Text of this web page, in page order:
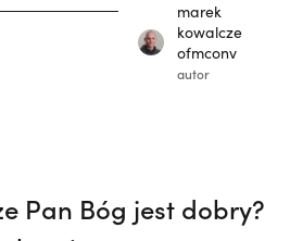
na pogrzeb braci.
na misje, dopóki matka
marek
kowalcze
ofmconv
autor
Pan Bóg jest dobry?